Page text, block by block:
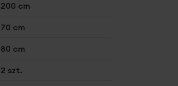
200 cm
70 cm
80 cm
2 szt.